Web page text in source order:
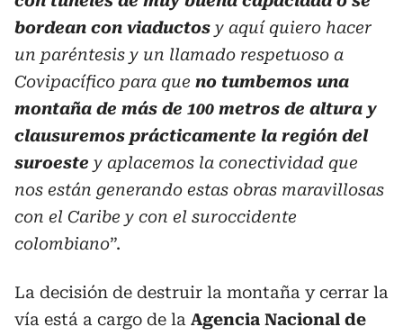
bordean con viaductos y aquí quiero hacer
un paréntesis y un llamado respetuoso a
Covipacífico para que no tumbemos una
montaña de más de 100 metros de altura y
clausuremos prácticamente la región del
suroeste y aplacemos la conectividad que
nos están generando estas obras maravillosas
con el Caribe y con el suroccidente
colombiano”.
La decisión de destruir la montaña y cerrar la
vía está a cargo de la Agencia Nacional de